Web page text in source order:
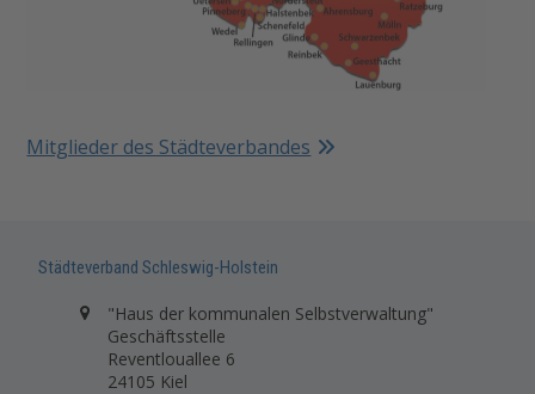
Mitglieder des Städteverbandes
Städteverband Schleswig-Holstein
"Haus der kommunalen Selbstverwaltung"
Geschäftsstelle
Reventlouallee 6
24105 Kiel